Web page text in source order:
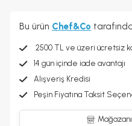
Bu ürün Chef&Co
2500 TL ve üzeri ücretsiz
14 gün içinde iade avantajı
Alışveriş Kredisi
Peşin Fiyatına Taksit